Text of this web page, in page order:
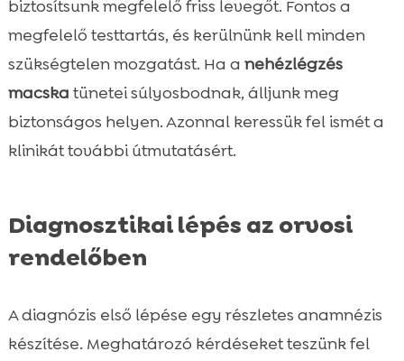
biztosítsunk megfelelő friss levegőt. Fontos a
megfelelő testtartás, és kerülnünk kell minden
szükségtelen mozgatást. Ha a nehézlégzés
macska tünetei súlyosbodnak, álljunk meg
biztonságos helyen. Azonnal keressük fel ismét a
klinikát további útmutatásért.
Diagnosztikai lépés az orvosi
rendelőben
A diagnózis első lépése egy részletes anamnézis
készítése. Meghatározó kérdéseket teszünk fel